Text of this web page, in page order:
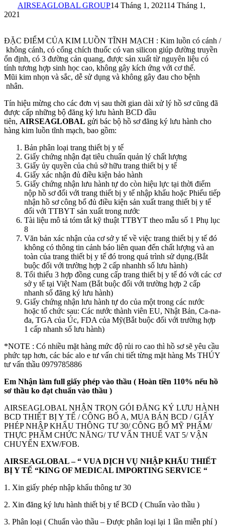
AIRSEAGLOBAL GROUP14 Tháng 1, 202114 Tháng 1,
2021
ĐẶC ĐIỂM CỦA KIM LUỒN TĨNH MẠCH : Kim luồn có cánh /
không cánh, có cổng chích thuốc có van silicon giúp đường truyền
ổn định, có 3 đường cản quang, được sản xuất từ nguyên liệu có
tính tương hợp sinh học cao, không gây kích ứng với cơ thể.
Mũi kim nhọn và sắc, dễ sử dụng và không gây đau cho bệnh
nhân.
Tín hiệu mừng cho các đơn vị sau thời gian dài xử lý hồ sơ cũng đã
được cấp những bộ đăng ký lưu hành BCD đầu
tiên, AIRSEAGLOBAL gửi bác bộ hồ sơ đăng ký lưu hành cho
hàng kim luồn tĩnh mạch, bao gồm:
Bản phân loại trang thiết bị y tế
Giấy chứng nhận đạt tiêu chuẩn quản lý chất lượng
Giấy ủy quyền của chủ sở hữu trang thiết bị y tế
Giấy xác nhận đủ điều kiện bảo hành
Giấy chứng nhận lưu hành tự do còn hiệu lực tại thời điểm
nộp hồ sơ đối với trang thiết bị y tế nhập khẩu hoặc Phiếu tiếp
nhận hồ sơ công bố đủ điều kiện sản xuất trang thiết bị y tế
đối với TTBYT sản xuất trong nước
Tài liệu mô tả tóm tắt kỹ thuật TTBYT theo mẫu số 1 Phụ lục
8
Văn bản xác nhận của cơ sở y tế về việc trang thiết bị y tế đó
không có thông tin cảnh báo liên quan đến chất lượng và an
toàn của trang thiết bị y tế đó trong quá trình sử dụng.(Bắt
buộc đối với trường hợp 2 cấp nhanhh số lưu hành)
Tổi thiểu 3 hợp đồng cung cấp trang thiết bị y tế đó với các cơ
sở y tế tại Việt Nam (Bắt buộc đối với trường hợp 2 cấp
nhanh số đăng ký lưu hành)
Giấy chứng nhận lưu hành tự do của một trong các nước
hoặc tổ chức sau: Các nước thành viên EU, Nhật Bản, Ca-na-
đa, TGA của Úc, FDA của Mỹ(Bắt buộc đối với trường hợp
1 cấp nhanh số lưu hành)
*NOTE : Có nhiều mặt hàng mức độ rủi ro cao thì hồ sơ sẽ yêu cầu
phức tạp hơn, các bác alo e tư vấn chi tiết từng mặt hàng Ms THÚY
tư vấn thầu 0979785886
Em Nhận làm full giấy phép vào thầu ( Hoàn tiền 110% nếu hồ
sơ thầu ko đạt chuẩn vào thầu )
AIRSEAGLOBAL NHẬN TRỌN GÓI ĐĂNG KÝ LƯU HÀNH
BCD THIẾT BỊ Y TẾ / CÔNG BỐ A, MUA BÁN BCD / GIẤY
PHÉP NHẬP KHẨU THÔNG TƯ 30/ CÔNG BỐ MỸ PHẨM/
THỰC PHẨM CHỨC NĂNG/ TƯ VẤN THUẾ VAT 5/ VẬN
CHUYỂN EXW/FOB.
AIRSEAGLOBAL – “ VUA DỊCH VỤ NHẬP KHẨU THIẾT
BỊ Y TẾ “KING OF MEDICAL IMPORTING SERVICE “
1. Xin giấy phép nhập khẩu thông tư 30
2. Xin đăng ký lưu hành thiết bị y tế BCD ( Chuẩn vào thầu )
3. Phân loại ( Chuẩn vào thầu – Được phân loại lại 1 lần miễn phí )